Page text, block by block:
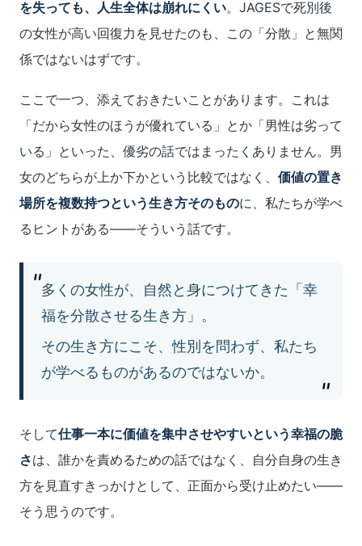
を失っても、人生全体は崩れにくい。JAGESで死別後
の女性が高い回復力を見せたのも、この「分散」と無関
係ではないはずです。
ここで一つ、添えておきたいことがあります。これは
「だから女性のほうが優れている」とか「男性は劣って
いる」といった、優劣の話ではまったくありません。男
女のどちらが上か下かという比較ではなく、 価値の置き
場所を複数持つという生き方そのものに、私たちが学べ
るヒントがある――そういう話です。
多くの女性が、自然と身につけてきた「幸
福を分散させる生き方」。
その生き方にこそ、性別を問わず、私たち
が学べるものがあるのではないか。
そして仕事一本に価値を集中させやすいという幸福の脆
さは、誰かを責めるための話ではなく、自分自身の生き
方を見直すきっかけとして、正面から受け止めたい――
そう思うのです。